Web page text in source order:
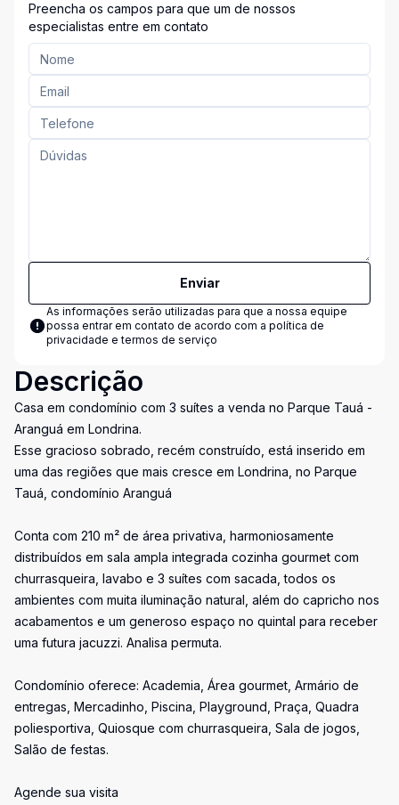
Preencha os campos para que um de nossos
especialistas entre em contato
Enviar
As informações serão utilizadas para que a nossa equipe
possa entrar em contato de acordo com a política de
privacidade e termos de serviço
Descrição
Casa em condomínio com 3 suítes a venda no Parque Tauá -
Aranguá em Londrina.
Esse gracioso sobrado, recém construído, está inserido em
uma das regiões que mais cresce em Londrina, no Parque
Tauá, condomínio Aranguá
Conta com 210 m² de área privativa, harmoniosamente
distribuídos em sala ampla integrada cozinha gourmet com
churrasqueira, lavabo e 3 suítes com sacada, todos os
ambientes com muita iluminação natural, além do capricho nos
acabamentos e um generoso espaço no quintal para receber
uma futura jacuzzi. Analisa permuta.
Condomínio oferece: Academia, Área gourmet, Armário de
entregas, Mercadinho, Piscina, Playground, Praça, Quadra
poliesportiva, Quiosque com churrasqueira, Sala de jogos,
Salão de festas.
Agende sua visita